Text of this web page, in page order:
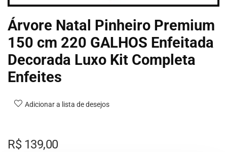
Árvore Natal Pinheiro Premium
150 cm 220 GALHOS Enfeitada
Decorada Luxo Kit Completa
Enfeites
Adicionar a lista de desejos
R$139,00